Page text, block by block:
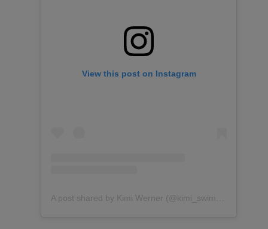
View this post on Instagram